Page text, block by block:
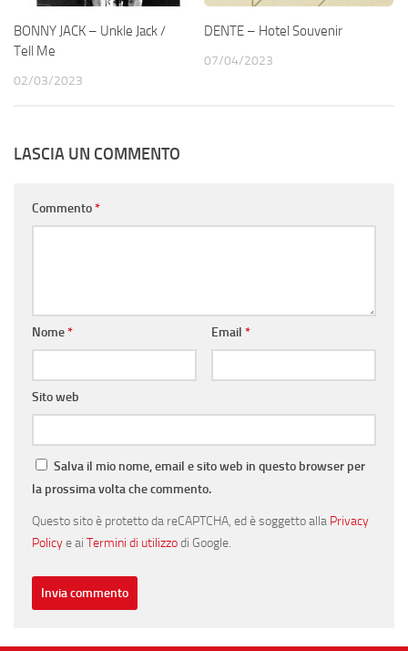
BONNY JACK – Unkle Jack /
Tell Me
02/03/2023
DENTE – Hotel Souvenir
07/04/2023
LASCIA UN COMMENTO
Commento*
Nome* Email *
Sito web
Salva il mio nome, email e sito web in questo browser per
la prossima volta che commento.
Questo sito è protetto da reCAPTCHA, ed è soggetto alla Privacy
Policye ai Termini di utilizzodi Google.